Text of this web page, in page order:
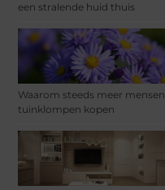
een stralende huid thuis
Waarom steeds meer mensen
tuinklompen kopen